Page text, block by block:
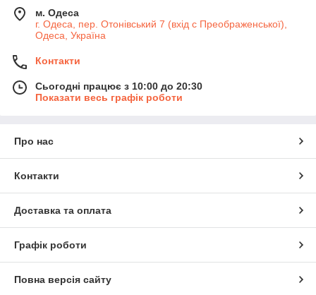
м. Одеса
г. Одеса, пер. Отонівський 7 (вхід с Преображенської),
Одеса, Україна
Контакти
Сьогодні працює з 10:00 до 20:30
Показати весь графік роботи
Про нас
Контакти
Доставка та оплата
Графік роботи
Повна версія сайту